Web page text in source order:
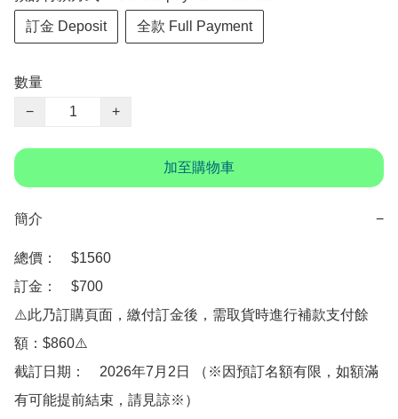
訂金 Deposit 全款 Full Payment
數量
−
+
加至購物車
簡介 −
總價：　$1560
訂金：　$700
⚠️此乃訂購頁面，繳付訂金後，需取貨時進行補款支付餘
額：$860⚠️
截訂日期：　2026年7月2日 （※因預訂名額有限，如額滿
有可能提前結束，請見諒※）